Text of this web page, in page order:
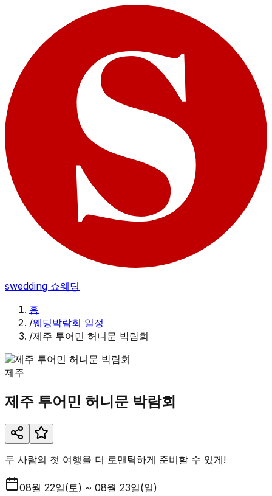
swedding 쇼웨딩
홈
/웨딩박람회 일정
/제주 투어민 허니문 박람회
제주
제주 투어민 허니문 박람회
두 사람의 첫 여행을 더 로맨틱하게 준비할 수 있게!
08월 22일(토) ~ 08월 23일(일)